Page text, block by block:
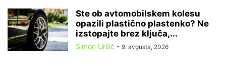
Ste ob avtomobilskem kolesu
opazili plastično plastenko? Ne
izstopajte brez ključa,...
Simon Uršič - 9. avgusta, 2026